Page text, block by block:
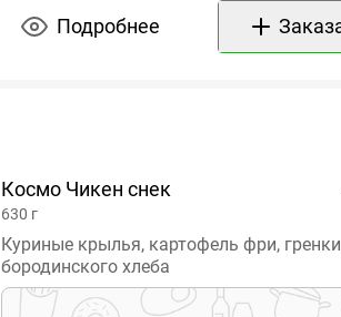
Подробнее
Космо Чикен снек
630 г
Куриные крылья, картофель фри,
бородинского хлеба